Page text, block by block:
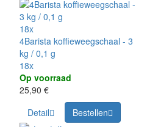
18x
4Barista koffieweegschaal - 3
kg / 0,1 g
18x
Op voorraad
25,90 €
Detail
Bestellen